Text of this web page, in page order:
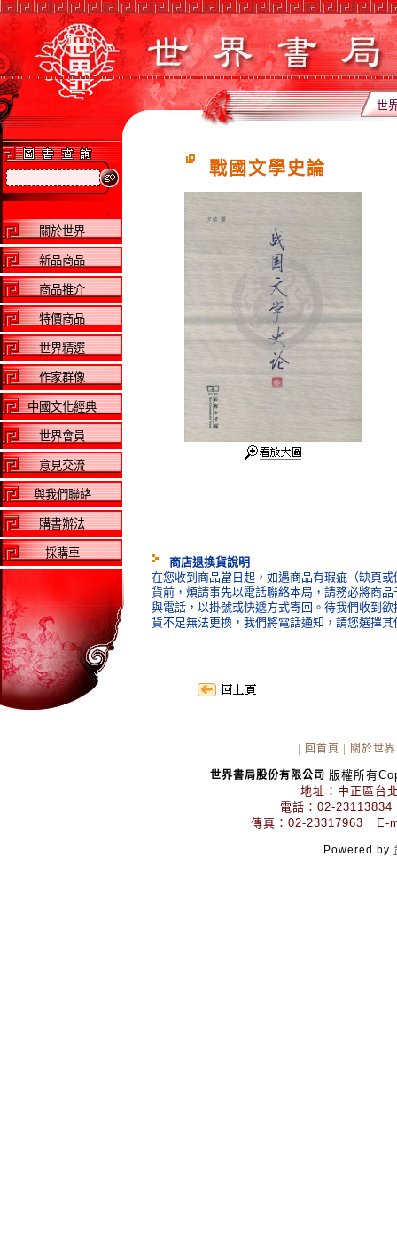
世
關於世界
新品商品
商品推介
特價商品
世界精選
作家群像
中國文化經典
世界會員
意見交流
與我們聯絡
購書辦法
採購車
戰國文學史論
商店退換貨說明
在您收到商品當日起，如遇商品有瑕疵（缺頁
貨前，煩請事先以電話聯絡本局，請務必將商
與電話，以掛號或快遞方式寄回。待我們收到
貨不足無法更換，我們將電話通知，請您選擇
回首頁 關於世界
世界書局股份有限公司 版權所有
地址：中正區台
電話：02-
傳真：02-23317963 E-
Powered by